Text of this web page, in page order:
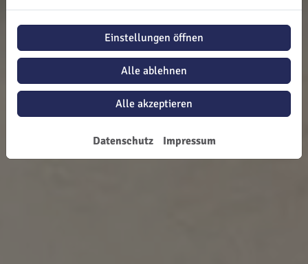
Einstellungen öffnen
Alle ablehnen
Alle akzeptieren
Datenschutz Impressum